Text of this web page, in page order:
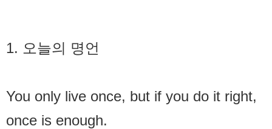
1. 오늘의 명언
You only live once, but if you do it right,
once is enough.